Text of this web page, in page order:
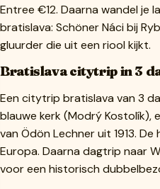
Entree €12. Daarna wandel je
bratislava: Schöner Náci bij
gluurder die uit een riool kijkt.
Bratislava citytrip in 3
Een citytrip bratislava van 3
blauwe kerk (Modrý Kostolík),
van Ödön Lechner uit 1913.
Europa. Daarna dagtrip naar
voor een historisch